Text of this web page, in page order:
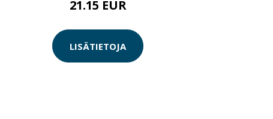
21.15 EUR
LISÄTIETOJA